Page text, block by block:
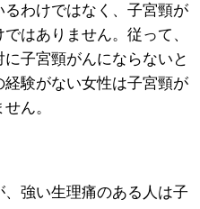
わけではなく、子宮頸が
はありません。従って、
子宮頸がんにならないと
験がない女性は子宮頸が
ん。
強い生理痛のある人は子